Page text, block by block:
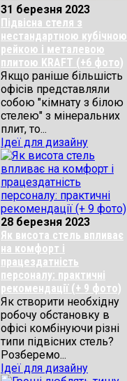
31 березня 2023
Підвісна стеля з
нестандартною кубічною
рейкою і металевою
плитою KRAFT (+6 фото)
Якщо раніше більшість
офісів представляли
собою "кімнату з білою
стелею" з мінеральних
плит, то...
Ідеї для дизайну
28 березня 2023
Як висота стель впливає
на комфорт і
працездатність
персоналу: практичні
рекомендації (+ 9 фото)
Як створити необхідну
робочу обстановку в
офісі комбінуючи різні
типи підвісних стель?
Розберемо...
Ідеї для дизайну